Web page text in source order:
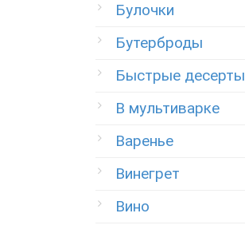
Булочки
Бутерброды
Быстрые десерты
В мультиварке
Варенье
Винегрет
Вино